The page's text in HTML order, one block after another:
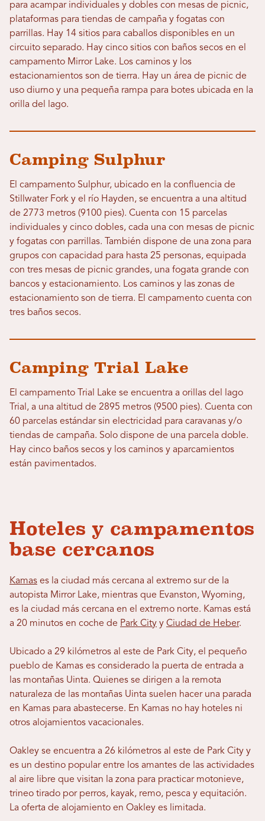
para acampar individuales y dobles con mesas de picnic,
plataformas para tiendas de campaña y fogatas con
parrillas. Hay 14 sitios para caballos disponibles en un
circuito separado. Hay cinco sitios con baños secos en el
campamento Mirror Lake. Los caminos y los
estacionamientos son de tierra. Hay un área de picnic de
uso diurno y una pequeña rampa para botes ubicada en la
orilla del lago.
Camping Sulphur
El campamento Sulphur, ubicado en la confluencia de
Stillwater Fork y el río Hayden, se encuentra a una altitud
de 2773 metros (9100 pies). Cuenta con 15 parcelas
individuales y cinco dobles, cada una con mesas de picnic
y fogatas con parrillas. También dispone de una zona para
grupos con capacidad para hasta 25 personas, equipada
con tres mesas de picnic grandes, una fogata grande con
bancos y estacionamiento. Los caminos y las zonas de
estacionamiento son de tierra. El campamento cuenta con
tres baños secos.
Camping Trial Lake
El campamento Trial Lake se encuentra a orillas del lago
Trial, a una altitud de 2895 metros (9500 pies). Cuenta con
60 parcelas estándar sin electricidad para caravanas y/o
tiendas de campaña. Solo dispone de una parcela doble.
Hay cinco baños secos y los caminos y aparcamientos
están pavimentados.
Hoteles y campamentos
base cercanos
Kamas es la ciudad más cercana al extremo sur de la
autopista Mirror Lake, mientras que Evanston, Wyoming,
es la ciudad más cercana en el extremo norte. Kamas está
a 20 minutos en coche de Park City y Ciudad de Heber.
Ubicado a 29 kilómetros al este de Park City, el pequeño
pueblo de Kamas es considerado la puerta de entrada a
las montañas Uinta. Quienes se dirigen a la remota
naturaleza de las montañas Uinta suelen hacer una parada
en Kamas para abastecerse. En Kamas no hay hoteles ni
otros alojamientos vacacionales.
Oakley se encuentra a 26 kilómetros al este de Park City y
es un destino popular entre los amantes de las actividades
al aire libre que visitan la zona para practicar motonieve,
trineo tirado por perros, kayak, remo, pesca y equitación.
La oferta de alojamiento en Oakley es limitada.